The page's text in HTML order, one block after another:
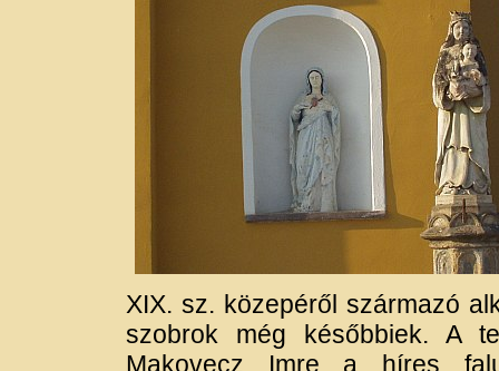
XIX. sz. közepéről származó
szobrok még későbbiek. A
Makovecz Imre a híres